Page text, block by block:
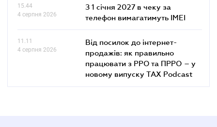
15.44
4 серпня 2026
З 1 січня 2027 в чеку за
телефон вимагатимуть IMEI
11.11
4 серпня 2026
Від посилок до інтернет-
продажів: як правильно
працювати з РРО та ПРРО – у
новому випуску TAX Podcast